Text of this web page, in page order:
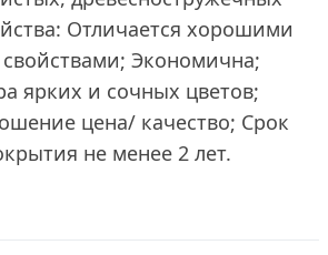
Отличается хорошими
Экономична;
ярких и сочных цветов;
цена/ качество; Срок
не менее 2 лет.